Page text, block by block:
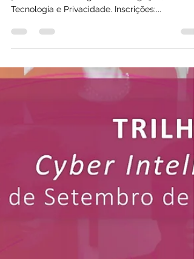
No dia 05/09, o WOMCY Live Talks realizará
Tecnologia e Privacidade. Inscrições:...